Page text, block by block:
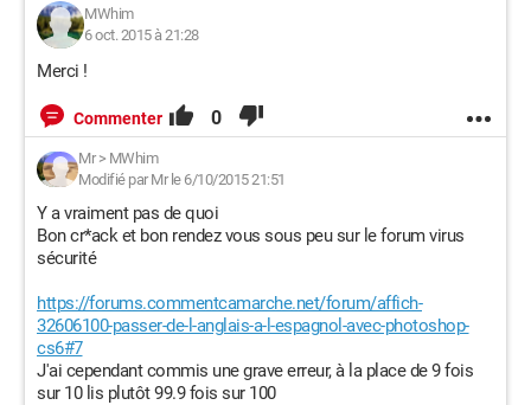
MWhim
6 oct. 2015 à 21:28
Merci !
Commenter 0
Mr> MWhim
Modifié par Mr le 6/10/2015 21:51
Y a vraiment pas de quoi
Bon cr*ack et bon rendez vous sous peu sur le forum virus
sécurité
https://forums.commentcamarche.net/forum/affich-
32606100-passer-de-l-anglais-a-l-espagnol-avec-photoshop-
cs6#7
J'ai cependant commis une grave erreur, à la place de 9 fois
sur 10 lis plutôt 99.9 fois sur 100